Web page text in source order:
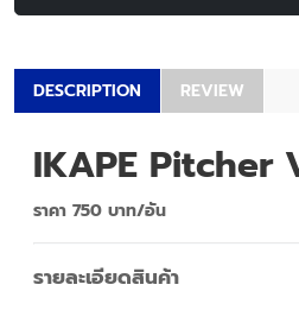
DESCRIPTION REVIEW
IKAPE Pitcher
ราคา 750 บาท/อัน
รายละเอียดสินค้า